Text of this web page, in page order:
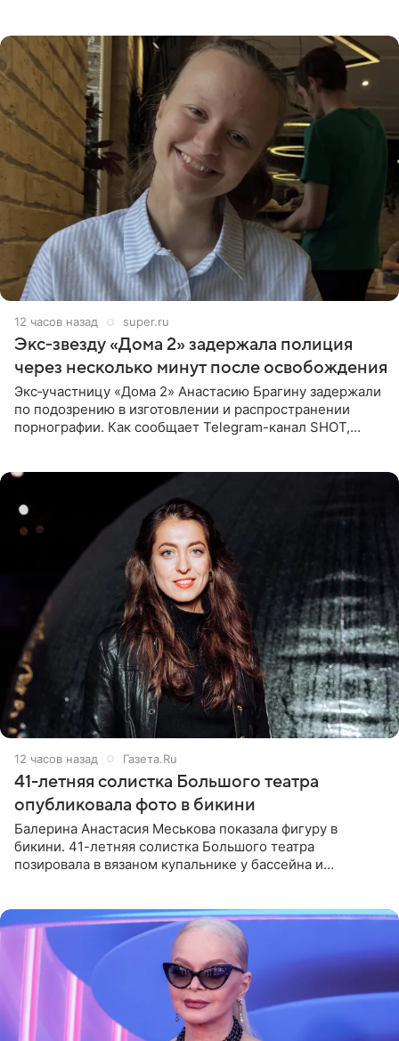
12 часов назад super.ru
Экс‑звезду «Дома 2» задержала полиция
через несколько минут после освобождения
Экс‑участницу «Дома 2» Анастасию Брагину задержали
по подозрению в изготовлении и распространении
порнографии. Как сообщает Telegram-канал SHOT,
12 часов назад Газета.Ru
41-летняя солистка Большого театра
опубликовала фото в бикини
Балерина Анастасия Меськова показала фигуру в
бикини. 41-летняя солистка Большого театра
позировала в вязаном купальнике у бассейна и